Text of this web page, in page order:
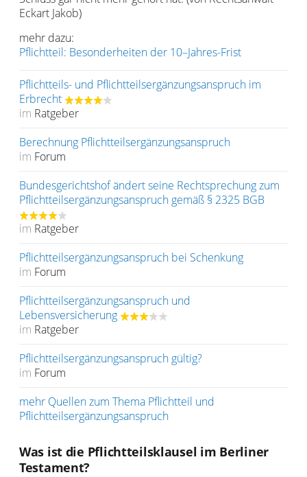
Eckart Jakob)
mehr dazu:
Pflichtteil: Besonderheiten der 10–Jahres-Frist
Pflichtteils- und Pflichtteilsergänzungsanspruch im
Erbrecht
im Ratgeber
Berechnung Pflichtteilsergänzungsanspruch
im Forum
Bundesgerichtshof ändert seine Rechtsprechung zum
Pflichtteilsergänzungsanspruch gemäß § 2325 BGB
im Ratgeber
Pflichtteilsergänzungsanspruch bei Schenkung
im Forum
Pflichtteilsergänzungsanspruch und
Lebensversicherung
im Ratgeber
Pflichtteilsergänzungsanspruch gültig?
im Forum
mehr Quellen zum Thema Pflichtteil und
Pflichtteilsergänzungsanspruch
Was ist die Pflichtteilsklausel im Berliner
Testament?